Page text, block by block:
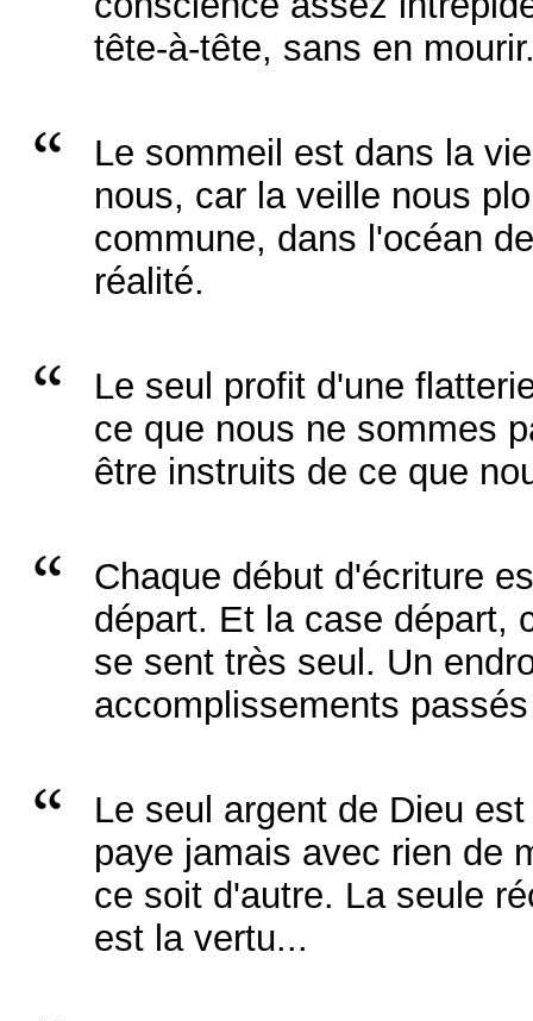
tête-à-tête, sans en
Le sommeil est dans la
nous, car la veille nous
commune, dans l'océan
réalité.
Le seul profit d'une
ce que nous ne sommes
être instruits de ce que
Chaque début d'écriture
départ. Et la case départ,
se sent très seul. Un
accomplissements
Le seul argent de Dieu
paye jamais avec rien de
ce soit d'autre. La seule
est la vertu...